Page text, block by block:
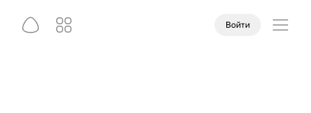
Войти